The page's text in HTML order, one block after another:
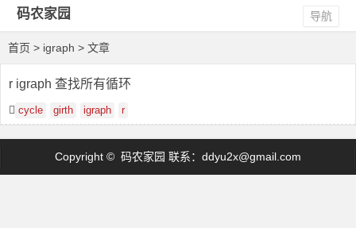
码农家园 导航
首页 > igraph > 文章
r igraph 查找所有循环
cycle girth igraph r
Copyright © 码农家园 联系： ddyu2x@gmail.com